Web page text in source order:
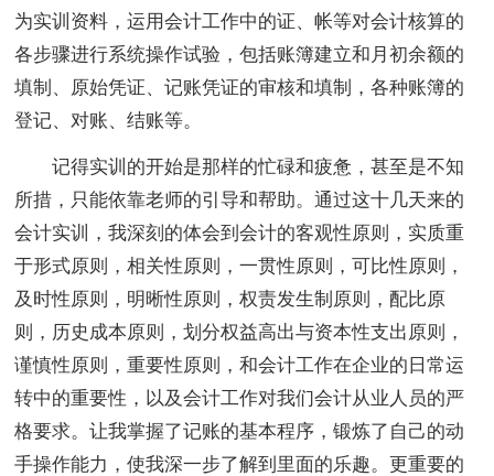
为实训资料，运用会计工作中的证、帐等对会计核算的
各步骤进行系统操作试验，包括账簿建立和月初余额的
填制、原始凭证、记账凭证的审核和填制，各种账簿的
登记、对账、结账等。
记得实训的开始是那样的忙碌和疲惫，甚至是不知
所措，只能依靠老师的引导和帮助。通过这十几天来的
会计实训，我深刻的体会到会计的客观性原则，实质重
于形式原则，相关性原则，一贯性原则，可比性原则，
及时性原则，明晰性原则，权责发生制原则，配比原
则，历史成本原则，划分权益高出与资本性支出原则，
谨慎性原则，重要性原则，和会计工作在企业的日常运
转中的重要性，以及会计工作对我们会计从业人员的严
格要求。让我掌握了记账的基本程序，锻炼了自己的动
手操作能力，使我深一步了解到里面的乐趣。更重要的